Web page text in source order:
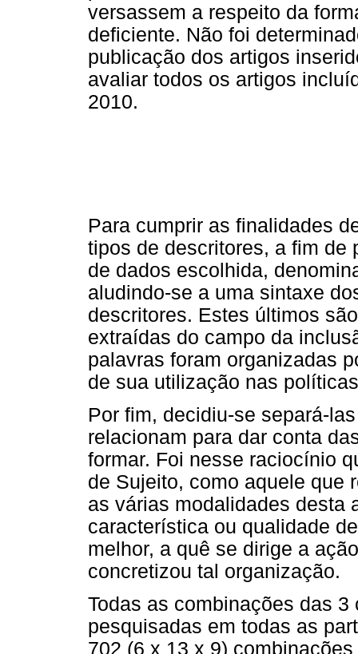
versassem a respeito da
deficiente. Não foi
publicação dos artigos
avaliar todos os artigos
2010.
Para cumprir as finalidades
tipos de descritores, a fim de
de dados escolhida,
aludindo-se a uma sintaxe
descritores. Estes últimos
extraídas do campo da
palavras foram organizadas
de sua utilização nas
Por fim, decidiu-se separá-
relacionam para dar conta
formar. Foi nesse raciocínio
de Sujeito, como aquele que
as várias modalidades desta
característica ou qualidade
melhor, a quê se dirige a
concretizou tal organização.
Todas as combinações das
pesquisadas em todas as
702 (6 x 13 x 9)